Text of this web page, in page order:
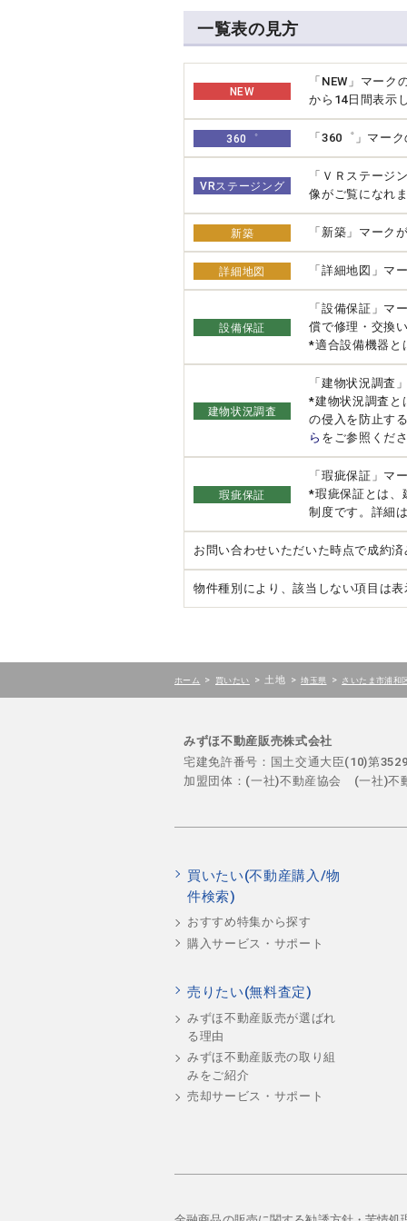
一覧表の見方
NEW
「NEW」マー
から14日間表示
360゜ 「360゜」マー
VRステージング
「ＶＲステージ
像がご覧になれ
新築 「新築」マーク
詳細地図 「詳細地図」マ
設備保証
「設備保証」マ
償で修理・交換
*適合設備機器と
建物状況調査
「建物状況調査
*建物状況調査と
の侵入を防止す
ら をご参照くだ
瑕疵保証
「瑕疵保証」マ
*瑕疵保証とは、
制度です。詳細
お問い合わせいただいた時点で成約
物件種別により、該当しない項目は
ホーム > 買いたい > 土地 > 埼玉県 > さいたま市浦和
みずほ不動産販売株式会社
宅建免許番号：国土交通大臣(10)第
加盟団体：(一社)不動産協会 (一社)
買いたい(不動産購入/物
件検索)
おすすめ特集から探す
購入サービス・サポート
売りたい(無料査定)
みずほ不動産販売が選ばれ
る理由
みずほ不動産販売の取り組
みをご紹介
売却サービス・サポート